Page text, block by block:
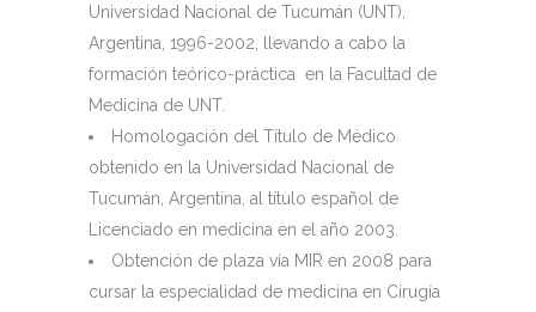
Universidad Nacional de Tucumán (UNT),
Argentina, 1996-2002, llevando a cabo la
formación teórico-práctica en la Facultad de
Medicina de UNT.
Homologación del Título de Médico
obtenido en la Universidad Nacional de
Tucumán, Argentina, al título español de
Licenciado en medicina en el año 2003.
Obtención de plaza vía MIR en 2008 para
cursar la especialidad de medicina en Cirugía